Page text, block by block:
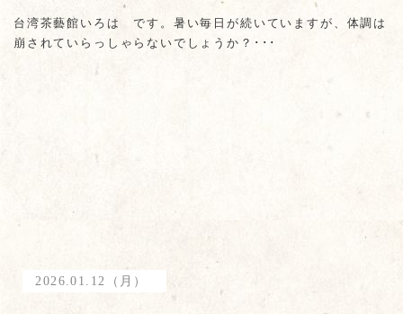
台湾茶藝館いろは です。暑い毎日が続いていますが、体調は
崩されていらっしゃらないでしょうか？･･･
2026.01.12（月）